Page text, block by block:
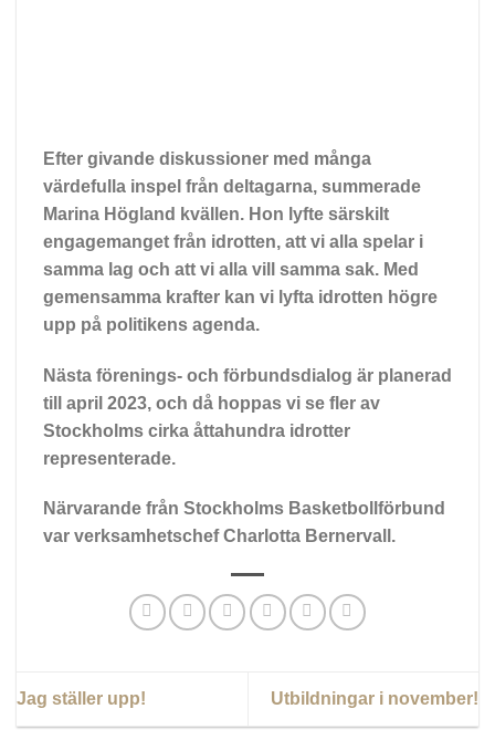
Efter givande diskussioner med många
värdefulla inspel från deltagarna, summerade
Marina Högland kvällen. Hon lyfte särskilt
engagemanget från idrotten, att vi alla spelar i
samma lag och att vi alla vill samma sak. Med
gemensamma krafter kan vi lyfta idrotten högre
upp på politikens agenda.
Nästa förenings- och förbundsdialog är planerad
till april 2023, och då hoppas vi se fler av
Stockholms cirka åttahundra idrotter
representerade.
Närvarande från Stockholms Basketbollförbund
var verksamhetschef Charlotta Bernervall.
Jag ställer upp! Utbildningar i november!